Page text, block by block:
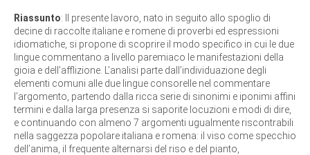
Riassunto: Il presente lavoro, nato in seguito allo spoglio di
decine di raccolte italiane e romene di proverbi ed espressioni
idiomatiche, si propone di scoprire il modo specifico in cui le due
lingue commentano a livello paremiaco le manifestazioni della
gioia e dell’afflizione. L’analisi parte dall’individuazione degli
elementi comuni alle due lingue consorelle nel commentare
l’argomento, partendo dalla ricca serie di sinonimi e iponimi affini
termini e dalla larga presenza si saporite locuzioni e modi di dire,
e continuando con almeno 7 argomenti ugualmente riscontrabili
nella saggezza popolare italiana e romena: il viso come specchio
dell’anima, il frequente alternarsi del riso e del pianto,